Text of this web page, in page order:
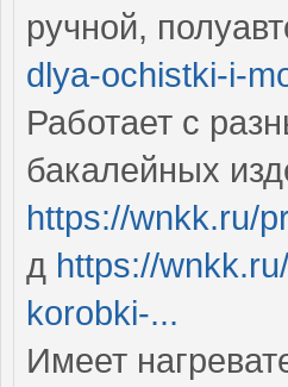
ручной,
dlya-ochistki-i-
Работает с
бакалейных
https://wnkk.ru/
д https://
korobki-...
Имеет